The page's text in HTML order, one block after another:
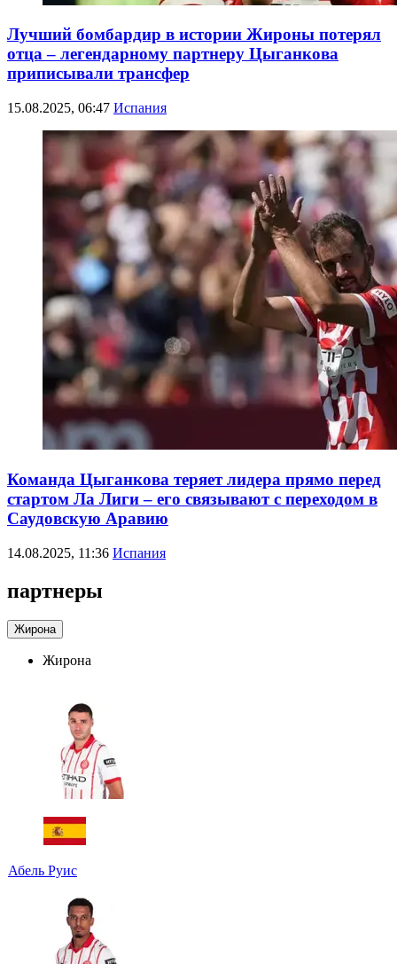
Лучший бомбардир в истории Жироны потерял
отца – легендарному партнеру Цыганкова
приписывали трансфер
15.08.2025, 06:47 Испания
Команда Цыганкова теряет лидера прямо перед
стартом Ла Лиги – его связывают с переходом в
Саудовскую Аравию
14.08.2025, 11:36 Испания
партнеры
Жирона
Жирона
Абель Руис